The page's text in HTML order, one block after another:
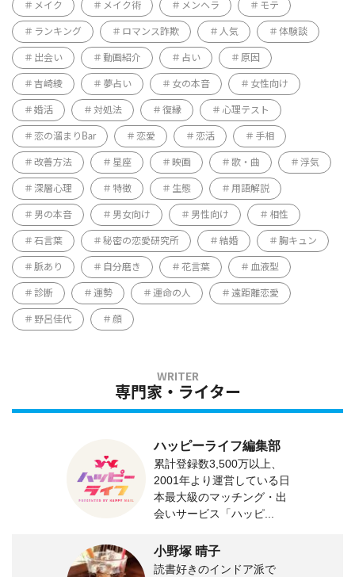
メイク メイク術 メンヘラ モテ
ランキング ロマンス詐欺 人気 体験談
出会い 動画紹介 占い 原因
吉崎綾 夢占い 女の本音 女性向け
婚活 対処法 復縁 心理テスト
恋の溜まりBar 恋愛 恋活 手相
改善方法 星座 映画 歌・曲 浮気
深層心理 特徴 生態 用語解説
男の本音 男女向け 男性向け 相性
石言葉 秘密の恋愛研究所 結婚 胸キュン
脈あり 自分磨き 花言葉 血液型
診断 運勢 運命の人 遠距離恋愛
野呂佳代 顔
専門家・ライター
ハッピーライフ編集部
累計登録数3,500万以上、
2001年より運営している日
本最大級のマッチング・出
会いサービス「ハッピ...
小野塚 晴子
読書好きのインドア派で